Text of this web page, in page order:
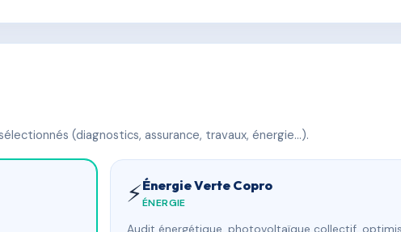
(diagnostics, assurance, travaux, énergie…).
⚡Énergie Verte Copro
ÉNERGIE
Audit énergétique, photovoltaïque collectif,